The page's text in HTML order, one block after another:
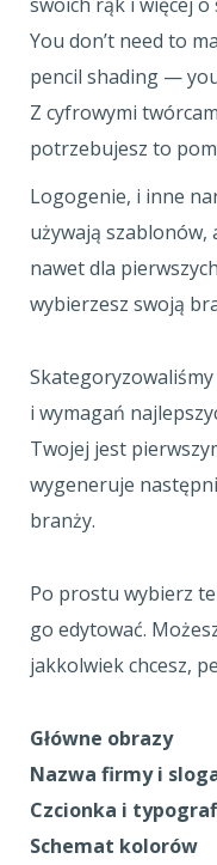
You don’t need to
pencil shading —
Z cyfrowymi
potrzebujesz to
Logogenie, i inne
używają szablonów,
nawet dla
wybierzesz swoją
i wymagań
Twojej jest
wygeneruje
branży.
Po prostu wybierz
go edytować.
jakkolwiek chcesz,
Główne obrazy
Nazwa firmy i
Czcionka i
Schemat kolorów